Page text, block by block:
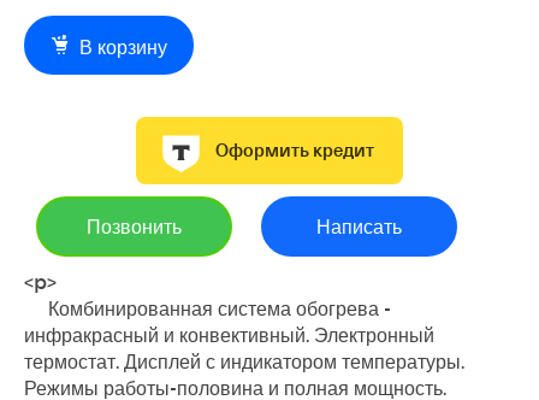
В корзину
Оформить кредит
Позвонить Написать
<p>
Комбинированная система обогрева -
инфракрасный и конвективный. Электронный
термостат. Дисплей с индикатором температуры.
Режимы работы-половина и полная мощность.